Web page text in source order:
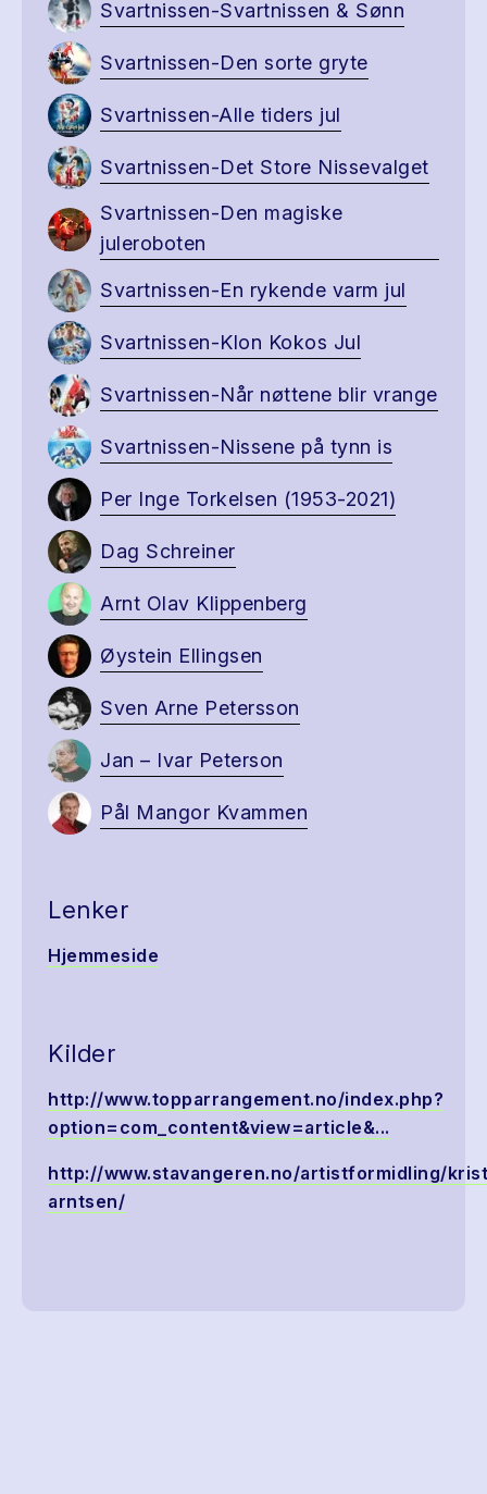
Svartnissen-Svartnissen & Sønn
Svartnissen-Den sorte gryte
Svartnissen-Alle tiders jul
Svartnissen-Det Store Nissevalget
Svartnissen-Den magiske
juleroboten
Svartnissen-En rykende varm jul
Svartnissen-Klon Kokos Jul
Svartnissen-Når nøttene blir vrange
Svartnissen-Nissene på tynn is
Per Inge Torkelsen (1953-2021)
Dag Schreiner
Arnt Olav Klippenberg
Øystein Ellingsen
Sven Arne Petersson
Jan – Ivar Peterson
Pål Mangor Kvammen
Lenker
Hjemmeside
Kilder
http://www.topparrangement.no/index.php?
option=com_content&view=article&...
http://www.stavangeren.no/artistformidling/
arntsen/